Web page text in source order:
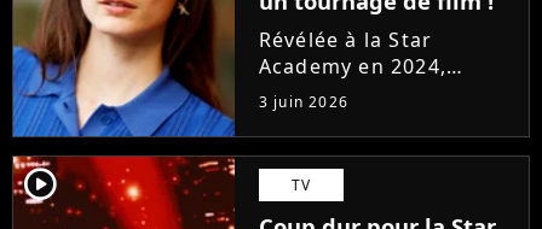
Révélée à la Star
Academy en 2024,
Marguerite officialise
l'arrivée pour l'automne
de son premier album
Guérir. En parallèle, la
chanteuse et
3 juin 2026
player2 TV